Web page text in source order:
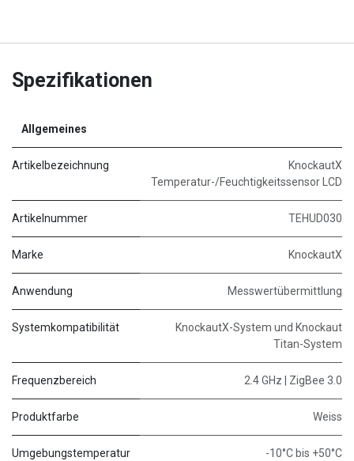
Spezifikationen
Allgemeines
Artikelbezeichnung
KnockautX
Temperatur-/Feuchtigkeitssensor LCD
Artikelnummer TEHUD030
Marke KnockautX
Anwendung Messwertübermittlung
Systemkompatibilität
KnockautX-System und Knockaut
Titan-System
Frequenzbereich 2.4 GHz | ZigBee 3.0
Produktfarbe Weiss
Umgebungstemperatur -10°C bis +50°C